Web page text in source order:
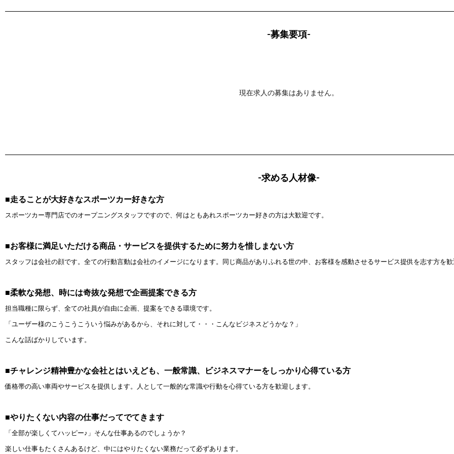
-募集要項-
現在求人の募集はありません。
-求める人材像-
■走ることが大好きなスポーツカー好きな方
スポーツカー専門店でのオープニングスタッフですので、何はともあれスポーツカー好きの方は大歓迎です。
■お客様に満足いただける商品・サービスを提供するために努力を惜しまない方
スタッフは会社の顔です。全ての行動言動は会社のイメージになります。同じ商品がありふれる世の中、お客様を感動させるサービス提供を志す方を歓
■柔軟な発想、時には奇抜な発想で企画提案できる方
担当職種に限らず、全ての社員が自由に企画、提案をできる環境です。
「ユーザー様のこうこうこういう悩みがあるから、それに対して・・・こんなビジネスどうかな？」
こんな話ばかりしています。
■チャレンジ精神豊かな会社とはいえども、一般常識、ビジネスマナーをしっかり心得ている方
価格帯の高い車両やサービスを提供します。人として一般的な常識や行動を心得ている方を歓迎します。
■やりたくない内容の仕事だってでてきます
「全部が楽しくてハッピー♪」そんな仕事あるのでしょうか？
楽しい仕事もたくさんあるけど、中にはやりたくない業務だって必ずあります。